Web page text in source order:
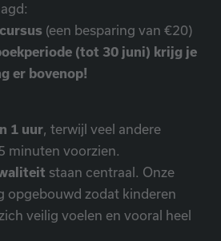
(een besparing van €20)
(tot 30 juni) krijg je
er bovenop!
1 uur, terwijl veel andere
minuten voorzien.
staan centraal. Onze
opgebouwd zodat kinderen
veilig voelen en vooral heel